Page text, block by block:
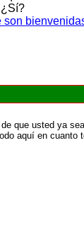
¿Sí?
son
que usted ya
aquí en cuanto